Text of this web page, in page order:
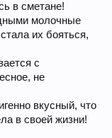
в сметане!
молочные
их бояться,
с
не
вкусный, что
в своей жизни!